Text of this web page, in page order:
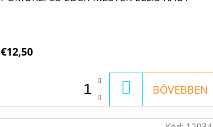
€12,50
KOSÁRBA
BŐVEBBEN